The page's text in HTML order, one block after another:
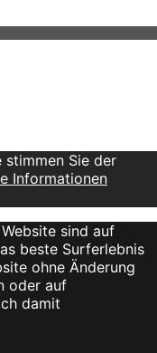
Sie der
Informationen
sind auf
beste Surferlebnis
ohne Änderung
oder auf
damit